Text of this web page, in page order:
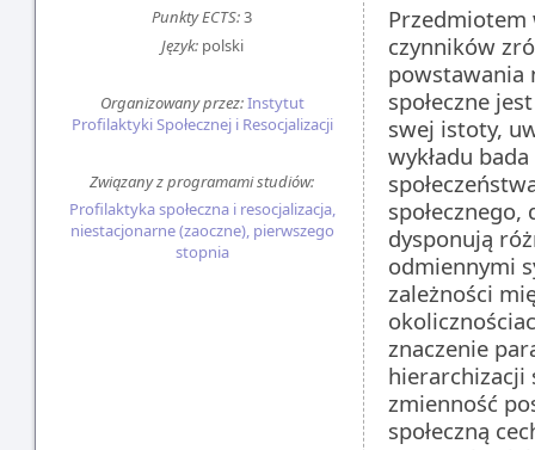
Punkty ECTS:3
Język:polski
Organizowany przez:Instytut
Profilaktyki Społecznej i Resocjalizacji
Związany z programami studiów:
Profilaktyka społeczna i resocjalizacja,
niestacjonarne (zaoczne), pierwszego
stopnia
Przedmiotem
czynników
powstawania
społeczne
swej istoty,
wykładu
dysponują
odmiennymi
zależności
znaczenie
hierarchizacji
zmienność
społeczną